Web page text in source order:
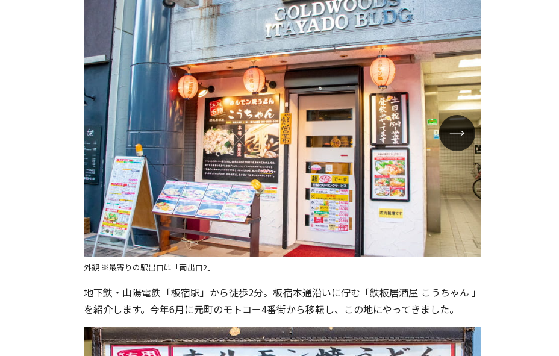
外観 ※最寄りの駅出口は「南出口2」
地下鉄・山陽電鉄「板宿駅」から徒歩2分。板宿本通沿いに佇む「鉄板居酒屋 こうちゃん 」
を紹介します。今年6月に元町のモトコー4番街から移転し、この地にやってきました。